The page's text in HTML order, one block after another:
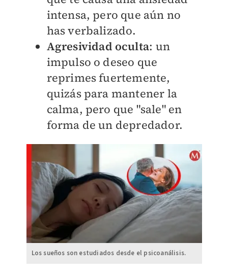
intensa, pero que aún no
has verbalizado.
Agresividad oculta: un
impulso o deseo que
reprimes fuertemente,
quizás para mantener la
calma, pero que "sale" en
forma de un depredador.
Los sueños son estudiados desde el psicoanálisis.